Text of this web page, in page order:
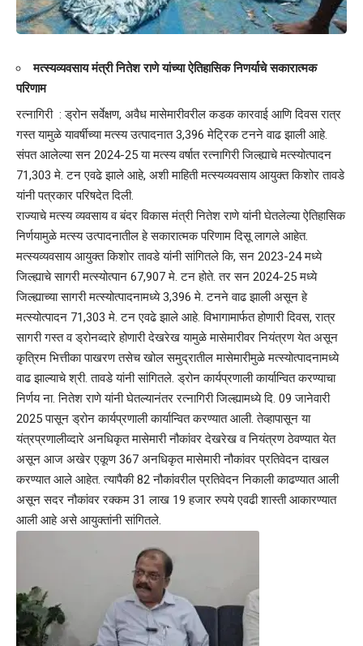
मत्स्यव्यवसाय मंत्री नितेश राणे यांच्या ऐतिहासिक निणर्याचे सकारात्मक
परिणाम
रत्नागिरी : ड्रोन सर्वेक्षण, अवैध मासेमारीवरील कडक कारवाई आणि दिवस रात्र
गस्त यामुळे यावर्षीच्या मत्स्य उत्पादनात 3,396 मेट्रिक टनने वाढ झाली आहे.
संपत आलेल्या सन 2024-25 या मत्स्य वर्षात रत्नागिरी जिल्ह्याचे मत्स्योत्पादन
71,303 मे. टन एवढे झाले आहे, अशी माहिती मत्स्यव्यवसाय आयुक्त किशोर तावडे
यांनी पत्रकार परिषदेत दिली.
राज्याचे मत्स्य व्यवसाय व बंदर विकास मंत्री नितेश राणे यांनी घेतलेल्या ऐतिहासिक
निर्णयामुळे मत्स्य उत्पादनातील हे सकारात्मक परिणाम दिसू लागले आहेत.
मत्स्यव्यवसाय आयुक्त किशोर तावडे यांनी सांगितले कि, सन 2023-24 मध्ये
जिल्ह्याचे सागरी मत्स्योत्पान 67,907 मे. टन होते. तर सन 2024-25 मध्ये
जिल्ह्याच्या सागरी मत्स्योत्पादनामध्ये 3,396 मे. टनने वाढ झाली असून हे
मत्स्योत्पादन 71,303 मे. टन एवढे झाले आहे. विभागामार्फत होणारी दिवस, रात्र
सागरी गस्त व ड्रोनव्दारे होणारी देखरेख यामुळे मासेमारीवर नियंत्रण येत असून
कृत्रिम भित्तीका पाखरण तसेच खोल समुद्रातील मासेमारीमुळे मत्स्योत्पादनामध्ये
वाढ झाल्याचे श्री. तावडे यांनी सांगितले. ड्रोन कार्यप्रणाली कार्यान्वित करण्याचा
निर्णय ना. नितेश राणे यांनी घेतल्यानंतर रत्नागिरी जिल्ह्यामध्ये दि. 09 जानेवारी
2025 पासून ड्रोन कार्यप्रणाली कार्यान्वित करण्यात आली. तेव्हापासून या
यंत्रप्रणालीव्दारे अनधिकृत मासेमारी नौकांवर देखरेख व नियंत्रण ठेवण्यात येत
असून आज अखेर एकूण 367 अनधिकृत मासेमारी नौकांवर प्रतिवेदन दाखल
करण्यात आले आहेत. त्यापैकी 82 नौकांवरील प्रतिवेदन निकाली काढण्यात आली
असून सदर नौकांवर रक्कम 31 लाख 19 हजार रुपये एवढी शास्ती आकारण्यात
आली आहे असे आयुक्तांनी सांगितले.